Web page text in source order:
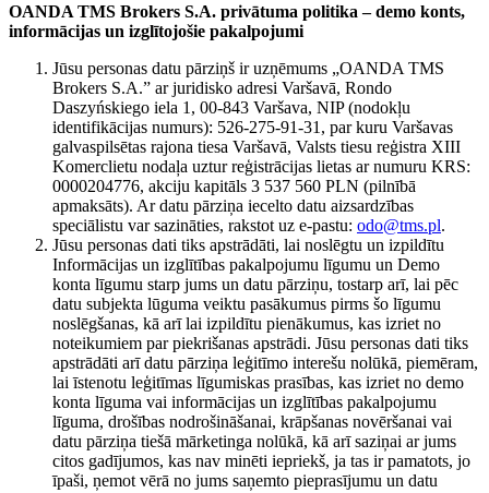
OANDA TMS Brokers S.A. privātuma politika – demo konts,
informācijas un izglītojošie pakalpojumi
Jūsu personas datu pārziņš ir uzņēmums „OANDA TMS
Brokers S.A.” ar juridisko adresi Varšavā, Rondo
Daszyńskiego iela 1, 00-843 Varšava, NIP (nodokļu
identifikācijas numurs): 526-275-91-31, par kuru Varšavas
galvaspilsētas rajona tiesa Varšavā, Valsts tiesu reģistra XIII
Komerclietu nodaļa uztur reģistrācijas lietas ar numuru KRS:
0000204776, akciju kapitāls 3 537 560 PLN (pilnībā
apmaksāts). Ar datu pārziņa iecelto datu aizsardzības
speciālistu var sazināties, rakstot uz e-pastu: odo@tms.pl.
Jūsu personas dati tiks apstrādāti, lai noslēgtu un izpildītu
Informācijas un izglītības pakalpojumu līgumu un Demo
konta līgumu starp jums un datu pārziņu, tostarp arī, lai pēc
datu subjekta lūguma veiktu pasākumus pirms šo līgumu
noslēgšanas, kā arī lai izpildītu pienākumus, kas izriet no
noteikumiem par piekrišanas apstrādi. Jūsu personas dati tiks
apstrādāti arī datu pārziņa leģitīmo interešu nolūkā, piemēram,
lai īstenotu leģitīmas līgumiskas prasības, kas izriet no demo
konta līguma vai informācijas un izglītības pakalpojumu
līguma, drošības nodrošināšanai, krāpšanas novēršanai vai
datu pārziņa tiešā mārketinga nolūkā, kā arī saziņai ar jums
citos gadījumos, kas nav minēti iepriekš, ja tas ir pamatots, jo
īpaši, ņemot vērā no jums saņemto pieprasījumu un datu